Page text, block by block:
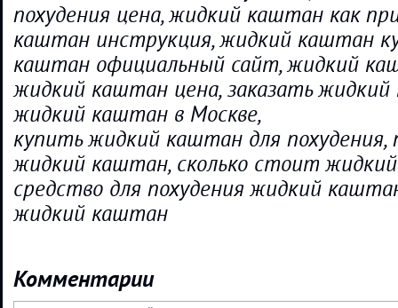
похудения цена, жидкий каштан как
каштан инструкция, жидкий каштан
каштан официальный сайт, жидкий
жидкий каштан цена, заказать
жидкий каштан в Москве,
купить жидкий каштан для похудения,
жидкий каштан, сколько стоит
средство для похудения жидкий
жидкий каштан
Комментарии